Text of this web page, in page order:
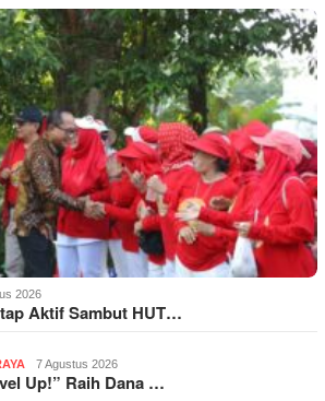
2026
Aktif Sambut HUT…
7 Agustus 2026
Up!” Raih Dana …